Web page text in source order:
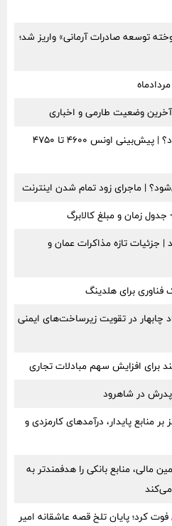
«اندوخته توسعه صادرات آرمانی» واریز شد؛
وضعیت طارمی و اخباری
قیمت طلا دوباره منفجر می‌شود؟ | پیش‌بینی اونس ۴۶۰۰ تا ۴۷۵۰
| ماجرای زود تمام شدن اینترنت
| جزئیات تازه مذاکرات عمان و
چابهار در تقویت زیرساخت‌های ایمنی
برای افزایش سهم مبادلات تجاری
در شاهرود
بر منابع پایدار، درآمدهای کارمزدی و
مالی، منابع بانکی را هدفمندتر به
کرد؛ پایان تلخ قصه عاشقانه امیر